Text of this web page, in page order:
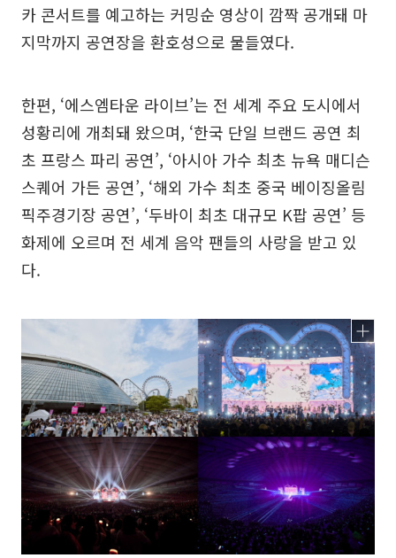
카 콘서트를 예고하는 커밍순 영상이 깜짝 공개돼 마
지막까지 공연장을 환호성으로 물들였다.
한편, ‘에스엠타운 라이브’는 전 세계 주요 도시에서
성황리에 개최돼 왔으며, ‘한국 단일 브랜드 공연 최
초 프랑스 파리 공연’, ‘아시아 가수 최초 뉴욕 매디슨
스퀘어 가든 공연’, ‘해외 가수 최초 중국 베이징올림
픽주경기장 공연’, ‘두바이 최초 대규모 K팝 공연’ 등
화제에 오르며 전 세계 음악 팬들의 사랑을 받고 있
다.